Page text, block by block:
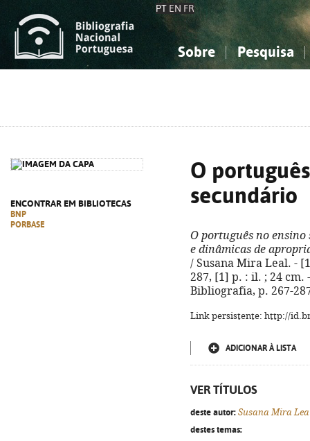
PT EN FR
Sobre Pesquisa
ENCONTRAR EM BIBLIOTECAS
BNP
PORBASE
O
secundário
O português no ensino
e dinâmicas de
/ Susana Mira Leal. -
287, [1] p. : il. ; 24 cm.
Bibliografia, p. 267-
Link persistente: http://
ADICIONAR À LISTA
VER TÍTULOS
deste autor: Susana Mira
destes temas: